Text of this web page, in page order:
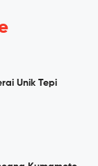
Unik Tepi